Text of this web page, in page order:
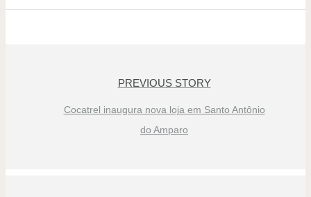
PREVIOUS STORY
Cocatrel inaugura nova loja em Santo Antônio
do Amparo